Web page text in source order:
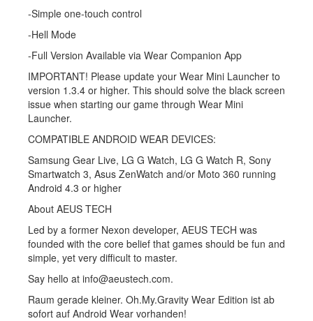
-Simple one-touch control
-Hell Mode
-Full Version Available via Wear Companion App
IMPORTANT! Please update your Wear Mini Launcher to
version 1.3.4 or higher. This should solve the black screen
issue when starting our game through Wear Mini
Launcher.
COMPATIBLE ANDROID WEAR DEVICES:
Samsung Gear Live, LG G Watch, LG G Watch R, Sony
Smartwatch 3, Asus ZenWatch and/or Moto 360 running
Android 4.3 or higher
About AEUS TECH
Led by a former Nexon developer, AEUS TECH was
founded with the core belief that games should be fun and
simple, yet very difficult to master.
Say hello at info@aeustech.com.
Raum gerade kleiner. Oh.My.Gravity Wear Edition ist ab
sofort auf Android Wear vorhanden!